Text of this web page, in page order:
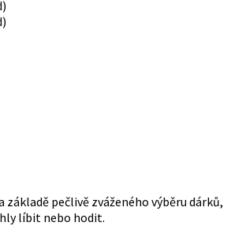
základě pečlivě zváženého výběru dárků,
líbit nebo hodit.